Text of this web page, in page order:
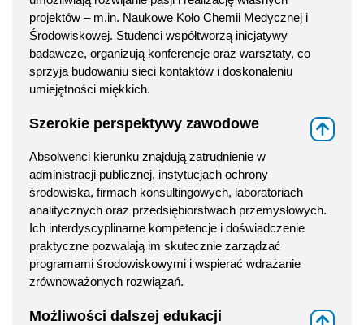
projektów – m.in. Naukowe Koło Chemii Medycznej i
Środowiskowej. Studenci współtworzą inicjatywy
badawcze, organizują konferencje oraz warsztaty, co
sprzyja budowaniu sieci kontaktów i doskonaleniu
umiejętności miękkich.
Szerokie perspektywy zawodowe
Absolwenci kierunku znajdują zatrudnienie w
administracji publicznej, instytucjach ochrony
środowiska, firmach konsultingowych, laboratoriach
analitycznych oraz przedsiębiorstwach przemysłowych.
Ich interdyscyplinarne kompetencje i doświadczenie
praktyczne pozwalają im skutecznie zarządzać
programami środowiskowymi i wspierać wdrażanie
zrównoważonych rozwiązań.
Możliwości dalszej edukacji